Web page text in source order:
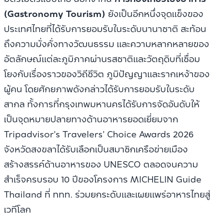
(Gastronomy Tourism) ยังเป็นอีกหนึ่งจุดแข็งของ
ประเทศไทยที่ได้รับการยอมรับในระดับนานาชาติ สะท้อน
ถึงความมั่งคั่งทางวัฒนธรรม และความหลากหลายของ
อัตลักษณ์แต่ละภูมิภาคผ่านรสชาติและวัตถุดิบที่เชื่อม
โยงกับเรื่องราวของวิถีชีวิต ภูมิปัญญาและรากเหง้าของ
ผู้คน โดยศักยภาพดังกล่าวได้รับการยอมรับในระดับ
สากล ทั้งการที่กรุงเทพมหานครได้รับการจัดอันดับให้
เป็นจุดหมายปลายทางด้านอาหารยอดเยี่ยมจาก
Tripadvisor's Travelers' Choice Awards 2026
จังหวัดสงขลาได้รับเลือกเป็นสมาชิกเครือข่ายเมือง
สร้างสรรค์ด้านอาหารของ UNESCO ตลอดจนความ
สำเร็จครบรอบ 10 ปีของโครงการ MICHELIN Guide
Thailand ที่ ททท. ร่วมยกระดับและเผยแพร่อาหารไทยสู่
เวทีโลก